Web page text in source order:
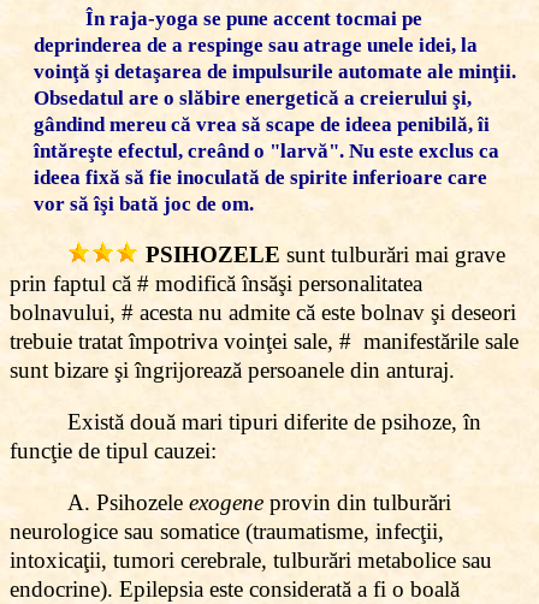
În raja-yoga se pune accent tocmai pe
deprinderea de a respinge sau atrage unele idei, la
voinţă şi detaşarea de impulsurile automate ale minţii.
Obsedatul are o slăbire energetică a creierului şi,
gândind mereu că vrea să scape de ideea penibilă, îi
întăreşte efectul, creând o "larvă". Nu este exclus ca
ideea fixă să fie inoculată de spirite inferioare care
vor să îşi bată joc de om.
PSIHOZELE sunt tulburări mai grave
prin faptul că # modifică însăşi personalitatea
bolnavului, # acesta nu admite că este bolnav şi deseori
trebuie tratat împotriva voinţei sale, # manifestările sale
sunt bizare şi îngrijorează persoanele din anturaj.
Există două mari tipuri diferite de psihoze, în
funcţie de tipul cauzei:
A. Psihozele exogene provin din tulburări
neurologice sau somatice (traumatisme, infecţii,
intoxicaţii, tumori cerebrale, tulburări metabolice sau
endocrine). Epilepsia este considerată a fi o boală